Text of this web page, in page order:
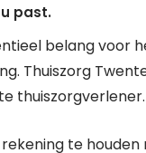
past.
belang voor
Thuiszorg
thuiszorgverlener.
te